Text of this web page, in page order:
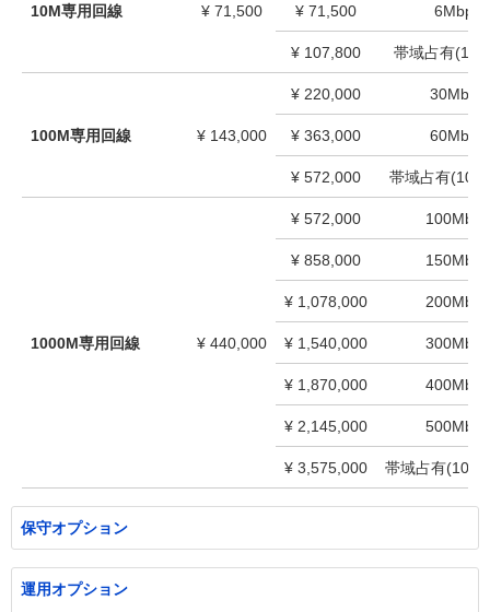
10M専用回線 ¥ 71,500 ¥ 71,500 6Mbps
¥ 107,800 帯域占有
100M専用回線 ¥ 143,000
¥ 220,000 30Mbps
¥ 363,000 60Mbps
¥ 572,000 帯域占有
1000M専用回線 ¥ 440,000
¥ 572,000 100Mbps
¥ 858,000 150Mbps
¥ 1,078,000 200Mbps
¥ 1,540,000 300Mbps
¥ 1,870,000 400Mbps
¥ 2,145,000 500Mbps
¥ 3,575,000 帯域占有
保守オプション
運用オプション